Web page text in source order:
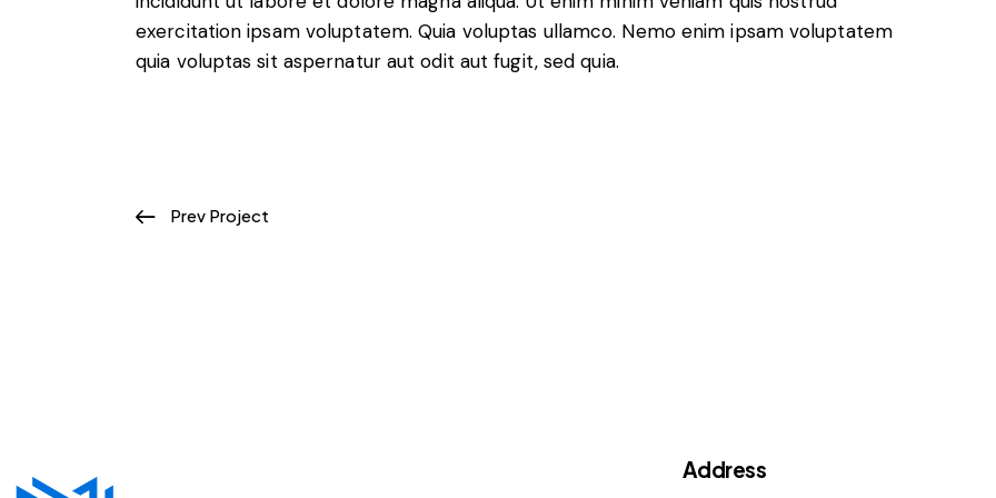
exercitation ipsam voluptatem. Quia voluptas ullamco. Nemo enim ipsam voluptatem
quia voluptas sit aspernatur aut odit aut fugit, sed quia.
Prev Project
Address